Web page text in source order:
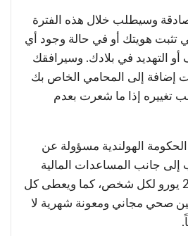
وسيطلب خلال هذه الفترة
تثبت هويتك أو في حالة وجود أي
أو التهديد في بلادك. وسيرافقك
إضافة إلى المحامي الخاص بك
تغييره إذا ما شعرت بعدم
الهولندية مسؤولة عن
إلى جانب المساعدات المالية
الشهرية والتي تبلغ 220 يورو لكل شخص، كما ويعطى كل
سن 18 تأمين صحي مجاني ومعونة شهرية لا